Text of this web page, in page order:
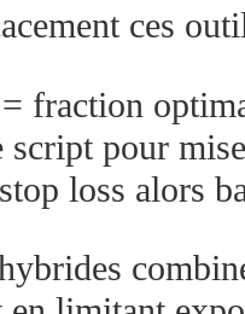
ces
fraction
script pour
loss alors